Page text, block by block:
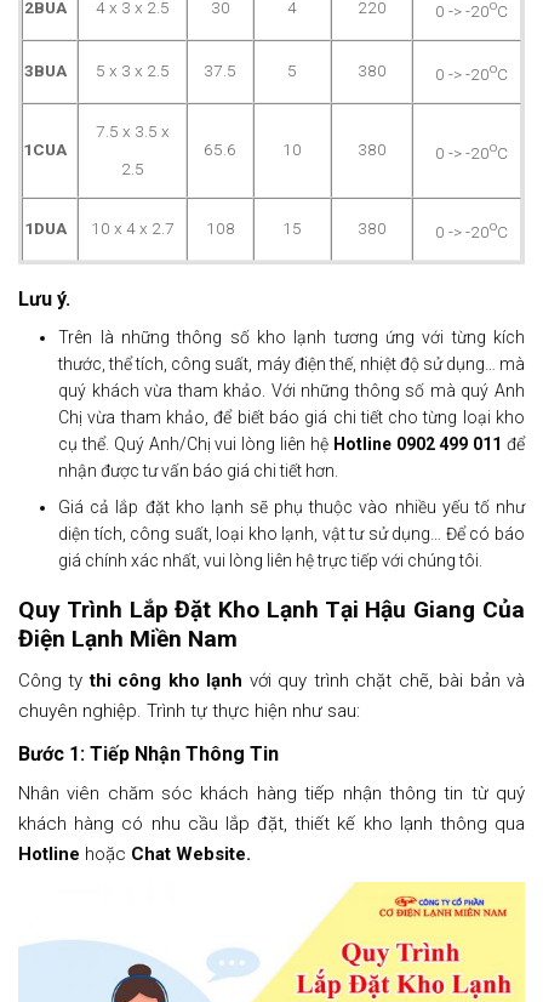
2BUA 4 x 3 x 2.5 30 4 220 0 -> -20oC
3BUA 5 x 3 x 2.5 37.5 5 380 0 -> -20oC
1CUA
7.5 x 3.5 x
2.5
65.6 10 380 0 -> -20oC
1DUA 10 x 4 x 2.7 108 15 380 0 -> -20oC
Lưu ý.
Trên là những thông số kho lạnh tương ứng với từng kích
thước, thể tích, công suất, máy điện thế, nhiệt độ sử dụng… mà
quý khách vừa tham khảo. Với những thông số mà quý Anh
Chị vừa tham khảo, để biết báo giá chi tiết cho từng loại kho
cụ thể. Quý Anh/Chị vui lòng liên hệ Hotline 0902 499 011 để
nhận được tư vấn báo giá chi tiết hơn.
Giá cả lắp đặt kho lạnh sẽ phụ thuộc vào nhiều yếu tố như
diện tích, công suất, loại kho lạnh, vật tư sử dụng… Để có báo
giá chính xác nhất, vui lòng liên hệ trực tiếp với chúng tôi.
Quy Trình Lắp Đặt Kho Lạnh Tại Hậu Giang Của
Điện Lạnh Miền Nam
Công tythi công kho lạnh với quy trình chặt chẽ, bài bản và
chuyên nghiệp. Trình tự thực hiện như sau:
Bước 1: Tiếp Nhận Thông Tin
Nhân viên chăm sóc khách hàng tiếp nhận thông tin từ quý
khách hàng có nhu cầu lắp đặt, thiết kế kho lạnh thông qua
Hotline hoặc Chat Website.